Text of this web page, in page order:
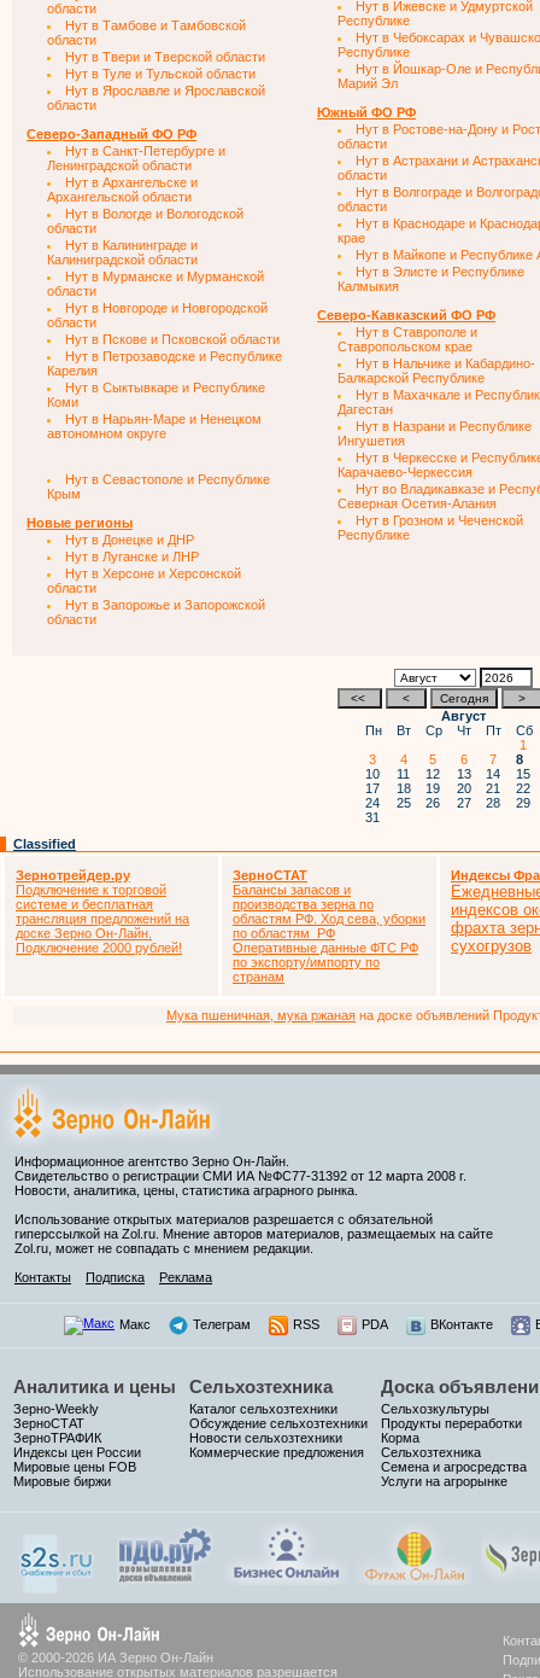
области
Нут в Тамбове и Тамбовской
области
Нут в Твери и Тверской области
Нут в Туле и Тульской области
Нут в Ярославле и Ярославской
области
Северо-Западный ФО РФ
Нут в Санкт-Петербурге и
Ленинградской области
Нут в Архангельске и
Архангельской области
Нут в Вологде и Вологодской
области
Нут в Калининграде и
Калиниградской области
Нут в Мурманске и Мурманской
области
Нут в Новгороде и Новгородской
области
Нут в Пскове и Псковской области
Нут в Петрозаводске и Республике
Карелия
Нут в Сыктывкаре и Республике
Коми
Нут в Нарьян-Маре и Ненецком
автономном округе
Нут в Севастополе и Республике
Крым
Новые регионы
Нут в Донецке и ДНР
Нут в Луганске и ЛНР
Нут в Херсоне и Херсонской
области
Нут в Запорожье и Запорожской
области
Нут в Ижевске и Удмуртской
Республике
Нут в Чебоксарах и
Республике
Нут в Йошкар-Оле и
Марий Эл
Южный ФО РФ
Нут в Ростове-на-Дону и
области
Нут в Астрахани и
области
Нут в Волгограде и
области
Нут в Краснодаре и
крае
Нут в Майкопе и Республике
Нут в Элисте и Республике
Калмыкия
Северо-Кавказский ФО РФ
Нут в Ставрополе и
Ставропольском крае
Нут в Нальчике и Кабардино-
Балкарской Республике
Нут в Махачкале и
Дагестан
Нут в Назрани и Республике
Ингушетия
Нут в Черкесске и
Карачаево-Черкессия
Нут во Владикавказе и
Северная Осетия-Алания
Нут в Грозном и Чеченской
Республике
Август
Пн
Вт Ср Чт Пт Сб
1
3
4 5 6 7 8
10
11 12 13 14 15
17
18 19 20 21 22
24
25 26 27 28 29
31
Classified
Зернотрейдер.ру
Подключение к торговой
системе и бесплатная
трансляция предложений на
доске Зерно Он-Лайн.
Подключение 2000 рублей!
ЗерноСТАТ
Балансы запасов и
производства зерна по
областям РФ. Ход сева, уборки
по областям РФ
Оперативные данные ФТС РФ
по экспорту/импорту по
странам
Индексы
индексов
фрахта
сухогрузов
Мука пшеничная, мука ржаная на доске объявлений
Информационное агентство Зерно Он-Лайн.
Свидетельство о регистрации СМИ ИА №ФС77-31392 от 12 марта 2008 г.
Новости, аналитика, цены, статистика аграрного рынка.
Использование открытых материалов разрешается с обязательной
гиперссылкой на Zol.ru. Мнение авторов материалов, размещаемых на сайте
Zol.ru, может не совпадать с мнением редакции.
Контакты
Подписка Реклама
Макс Телеграм RSS PDA ВКонтакте
Аналитика и цены
Зерно-Weekly
ЗерноСТАТ
ЗерноТРАФИК
Индексы цен России
Мировые цены FOB
Мировые биржи
Сельхозтехника
Каталог сельхозтехники
Обсуждение сельхозтехники
Новости сельхозтехники
Коммерческие предложения
Доска
Сельхозкультуры
Продукты переработки
Корма
Сельхозтехника
Семена и агросредства
Услуги на агрорынке
© 2000-2026 ИА Зерно Он-Лайн
Использование открытых материалов разрешается